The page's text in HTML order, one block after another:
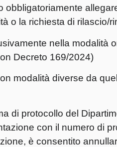
o la richiesta di rilascio/
nella modalità
Decreto 169/2024)
modalità diverse da
di protocollo del
con il numero di
è consentito